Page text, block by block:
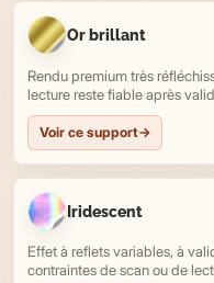
Or brillant
Rendu premium très
lecture reste fiable après
Voir ce support→
Iridescent
Effet à reflets variables, à
contraintes de scan ou de